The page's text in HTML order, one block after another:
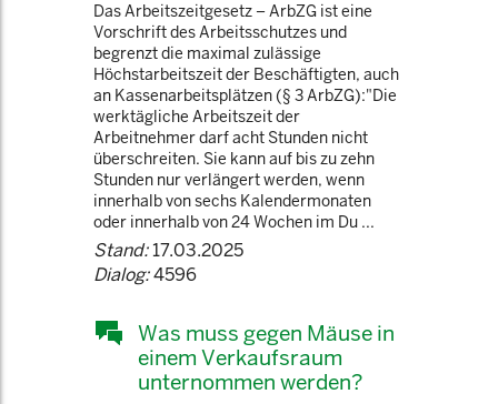
Das Arbeitszeitgesetz – ArbZG ist eine
Vorschrift des Arbeitsschutzes und
begrenzt die maximal zulässige
Höchstarbeitszeit der Beschäftigten, auch
an Kassenarbeitsplätzen (§ 3 ArbZG):"Die
werktägliche Arbeitszeit der
Arbeitnehmer darf acht Stunden nicht
überschreiten. Sie kann auf bis zu zehn
Stunden nur verlängert werden, wenn
innerhalb von sechs Kalendermonaten
oder innerhalb von 24 Wochen im Du ...
Stand:17.03.2025
Dialog:4596
Was muss gegen Mäuse in
einem Verkaufsraum
unternommen werden?